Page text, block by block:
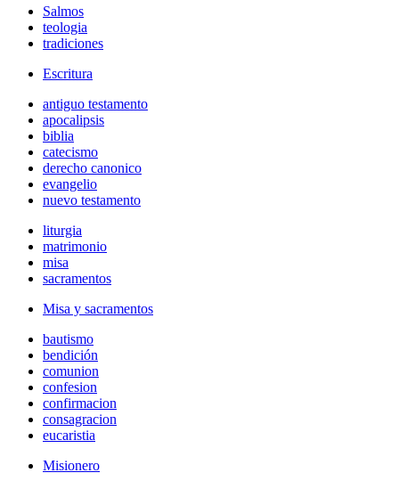
Salmos
teologia
tradiciones
Escritura
antiguo testamento
apocalipsis
biblia
catecismo
derecho canonico
evangelio
nuevo testamento
liturgia
matrimonio
misa
sacramentos
Misa y sacramentos
bautismo
bendición
comunion
confesion
confirmacion
consagracion
eucaristia
Misionero